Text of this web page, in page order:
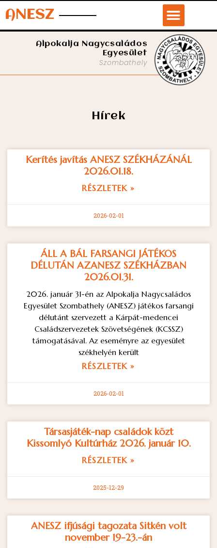
ANESZ
Alpokalja Nagycsaládos
Egyesület
Szombathely
Hírek
Kerítés javítás ANESZ SZÉKHÁZÁNÁL
2026.01.18.
RÉSZLETEK »
2026-02-01
ÁLL A BÁL FARSANGI JÁTÉKOS
DÉLUTÁN AZANESZ SZÉKHÁZBAN
2026.01.31.
2026. január 31-én az Alpokalja Nagycsaládos
Egyesület Szombathely (ANESZ) játékos farsangi
délutánt szervezett a Kárpát-medencei
Családszervezetek Szövetségének (KCSSZ)
támogatásával. Az eseményre az egyesület
székhelyén került
RÉSZLETEK »
2026-02-01
Társasjáték-nap családok közt
Kissomlyó Kultúrház 2026. január 10.
RÉSZLETEK »
2025-12-29
ANESZ ifjúsági tagozata Sitkén volt
november 19-23.-án